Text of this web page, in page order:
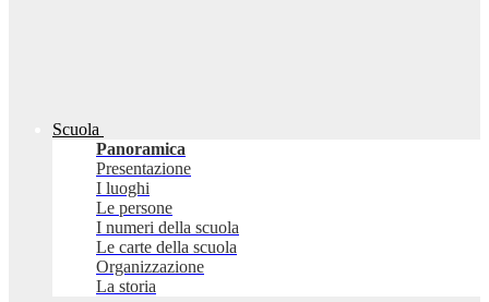
Scuola
Panoramica
Presentazione
I luoghi
Le persone
I numeri della scuola
Le carte della scuola
Organizzazione
La storia